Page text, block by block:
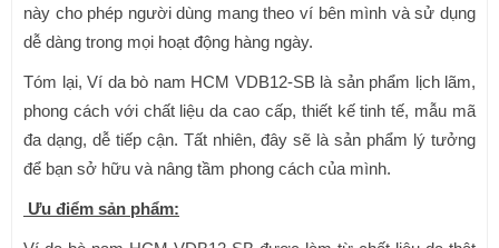
này cho phép người dùng mang theo ví bên mình và sử dụng
dễ dàng trong mọi hoạt động hàng ngày.
Tóm lại, Ví da bò nam HCM VDB12-SB là sản phẩm lịch lãm,
phong cách với chất liệu da cao cấp, thiết kế tinh tế, mẫu mã
đa dạng, dễ tiếp cận. Tất nhiên, đây sẽ là sản phẩm lý tưởng
để bạn sở hữu và nâng tầm phong cách của mình.
Ưu điểm sản phẩm: